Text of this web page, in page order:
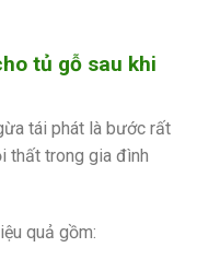
tủ gỗ sau khi
tái phát là bước rất
thất trong gia đình
quả gồm: